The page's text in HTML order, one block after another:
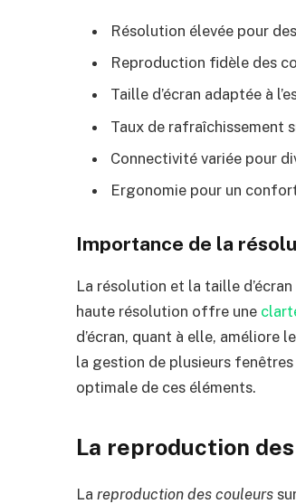
Résolution élevée pour
Reproduction fidèle des
Taille d’écran adaptée à
Taux de rafraîchissement
Connectivité variée pour
Ergonomie pour un
Importance de la
La résolution et la taille
haute résolution offre une
d’écran, quant à elle,
la gestion de plusieurs
optimale de ces éléments.
La reproduction
Lareproduction des couleurs